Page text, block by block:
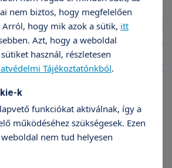
egészségpénztári
vehetők. Ebben az
összeg után akár
érvényesíthető az
szabályai szerint,
ára:
Ft = 44.000 Ft
adminisztrációs díj
nem biztos, hogy megfelelően
hogy mik azok a sütik, itt
Azt, hogy a weboldal
használ, részletesen
Tájékoztatónkból.
k
funkciókat aktiválnak, így a
működéséhez szükségesek. Ezen
nem tud helyesen